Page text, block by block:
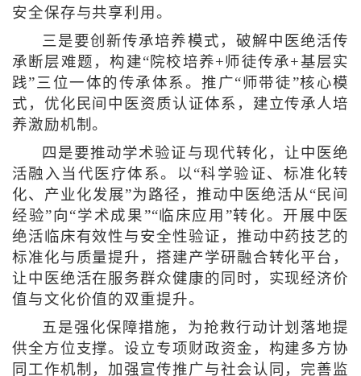
安全保存与共享利用。
三是要创新传承培养模式，破解中医绝活传
承断层难题，构建“院校培养+师徒传承+基层实
践”三位一体的传承体系。推广“师带徒”核心模
式，优化民间中医资质认证体系，建立传承人培
养激励机制。
四是要推动学术验证与现代转化，让中医绝
活融入当代医疗体系。以“科学验证、标准化转
化、产业化发展”为路径，推动中医绝活从“民间
经验”向“学术成果”“临床应用”转化。开展中医
绝活临床有效性与安全性验证，推动中药技艺的
标准化与质量提升，搭建产学研融合转化平台，
让中医绝活在服务群众健康的同时，实现经济价
值与文化价值的双重提升。
五是强化保障措施，为抢救行动计划落地提
供全方位支撑。设立专项财政资金，构建多方协
同工作机制，加强宣传推广与社会认同，完善监